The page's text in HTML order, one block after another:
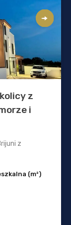
z
i
z
(m²)